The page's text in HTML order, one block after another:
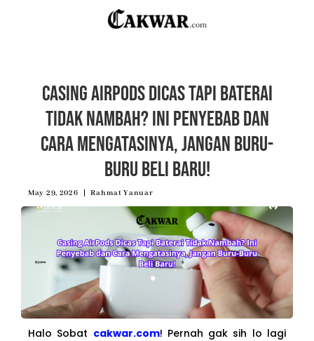
Casing AirPods Dicas Tapi Baterai
Tidak Nambah? Ini Penyebab dan
Cara Mengatasinya, Jangan Buru-
Buru Beli Baru!
May 29, 2026 Rahmat Yanuar
Halo Sobat cakwar.com! Pernah gak sih lo lagi